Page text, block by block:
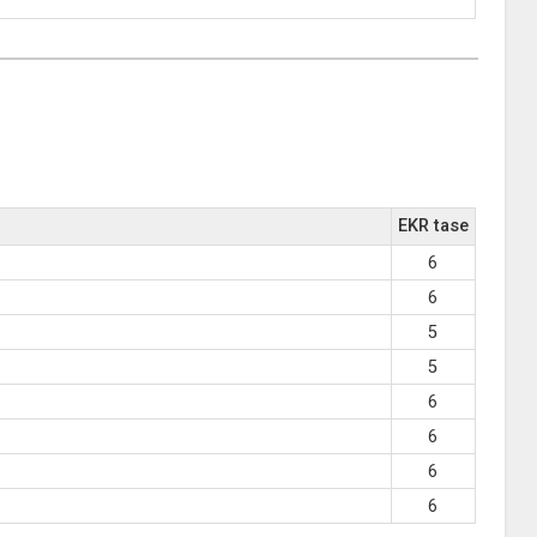
EKR tase
6
6
5
5
6
6
6
6